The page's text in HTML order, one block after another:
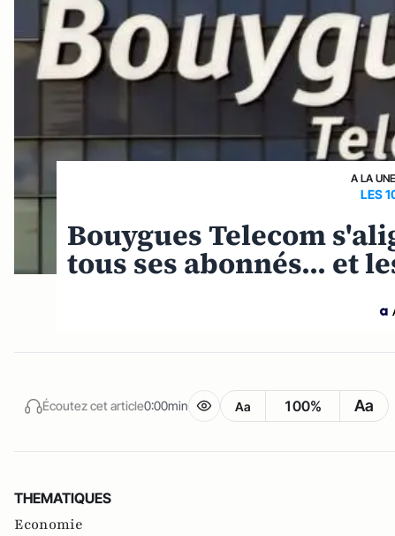
A LA UNE
LES
Bouygues Telecom
tous ses abonnés... et
Écoutez cet article0:00min Aa 100% Aa
THEMATIQUES
Economie